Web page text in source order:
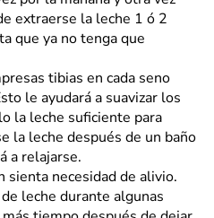
extraerse la leche 1 ó 2
que ya no tenga que
tibias en cada seno
le ayudará a suavizar los
la leche suficiente para
la leche después de un baño
a relajarse.
sienta necesidad de alivio.
leche durante algunas